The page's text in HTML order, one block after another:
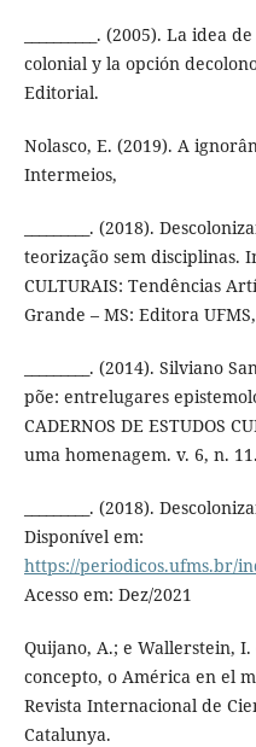
__________. (2005). La
colonial y la opción
Editorial.
Nolasco, E. (2019). A
Intermeios,
_________. (2018).
teorização sem disciplinas.
CULTURAIS: Tendências
Grande – MS: Editora
_________. (2014). Silviano
põe: entrelugares
CADERNOS DE ESTUDOS
uma homenagem. v. 6, n.
_________. (2018).
Disponível em:
https://periodicos.ufms.br/
Acesso em: Dez/2021
Quijano, A.; e Wallerstein,
concepto, o América en el
Revista Internacional de
Catalunya.